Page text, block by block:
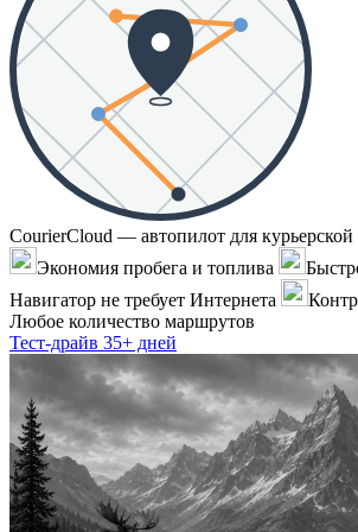
CourierCloud — автопилот для курьерской
Экономия пробега и топлива
Навигатор не требует Интернета
Любое количество маршрутов
Тест-драйв 35+ дней